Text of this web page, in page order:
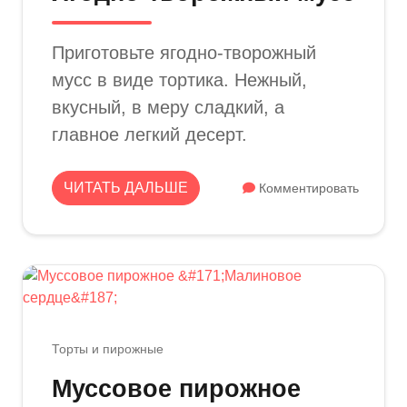
Приготовьте ягодно-творожный
мусс в виде тортика. Нежный,
вкусный, в меру сладкий, а
главное легкий десерт.
ЧИТАТЬ ДАЛЬШЕ Комментировать
Торты и пирожные
Муссовое пирожное